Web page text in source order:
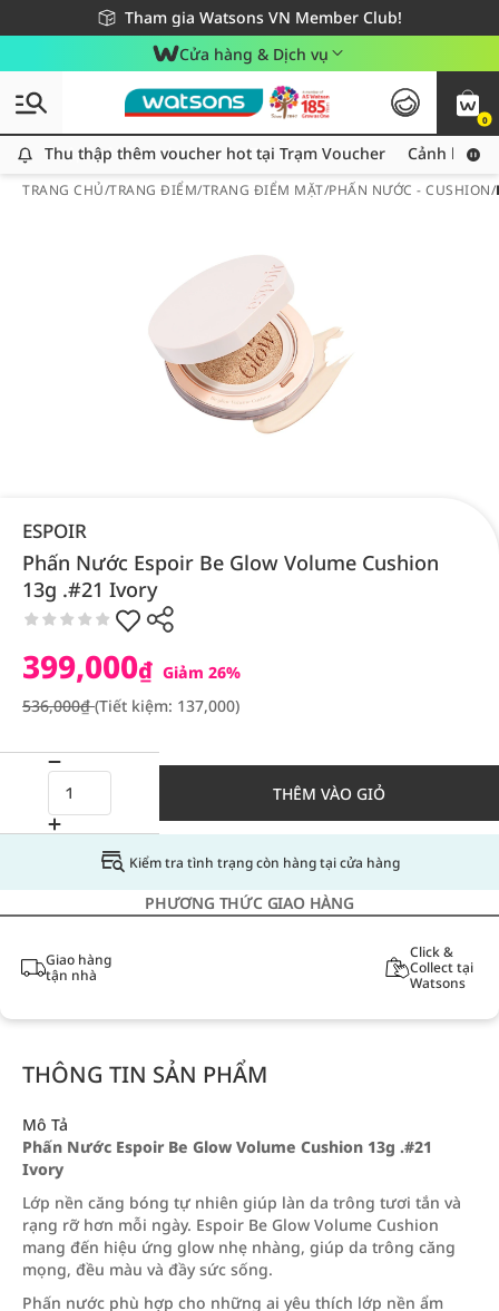
Tham gia Watsons VN Member Club!
Miễn phí giao hàng cho đơn hàng từ 249,000Đ
Giao hàng nhanh 24h - Áp dụng khu vực TP. Hồ Chí Minh
Cửa hàng & Dịch vụ
0
Thu thập thêm voucher hot tại Trạm Voucher
Thu thập thêm voucher hot tại Trạm Voucher Cảnh báo
TRANG CHỦ/TRANG ĐIỂM/TRANG ĐIỂM MẶT/PHẤN NƯỚC - CUSHION/
ESPOIR
Phấn Nước Espoir Be Glow Volume Cushion
13g .#21 Ivory
399,000₫ Giảm 26%
536,000₫(Tiết kiệm: 137,000)
THÊM VÀO GIỎ
Kiểm tra tình trạng còn hàng tại cửa hàng
PHƯƠNG THỨC GIAO HÀNG
Giao hàng
tận nhà
Click &
Collect tại
Watsons
THÔNG TIN SẢN PHẨM
Mô Tả
Phấn Nước Espoir Be Glow Volume Cushion 13g .#21
Ivory
Lớp nền căng bóng tự nhiên giúp làn da trông tươi tắn và
rạng rỡ hơn mỗi ngày. Espoir Be Glow Volume Cushion
mang đến hiệu ứng glow nhẹ nhàng, giúp da trông căng
mọng, đều màu và đầy sức sống.
Phấn nước phù hợp cho những ai yêu thích lớp nền ẩm